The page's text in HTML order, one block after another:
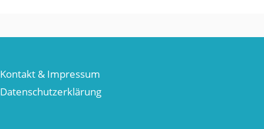
Kontakt & Impressum
Datenschutzerklärung